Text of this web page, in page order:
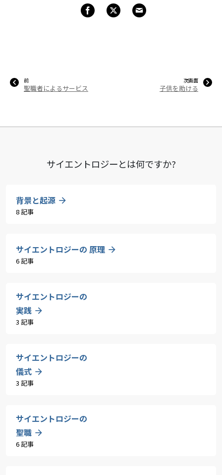
前
聖職者によるサービス
次画面
子供を助ける
サイエントロジーとは何ですか?
背景と起源
8 記事
サイエントロジーの 原理
6 記事
サイエントロジーの
実践
3 記事
サイエントロジーの
儀式
3 記事
サイエントロジーの
聖職
6 記事